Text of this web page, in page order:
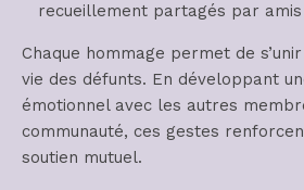
recueillement partagés par
Chaque hommage permet de
vie des défunts. En développant
émotionnel avec les autres
communauté, ces gestes
soutien mutuel.